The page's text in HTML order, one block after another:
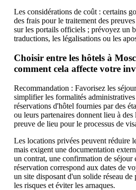
Les considérations de coût : certains
des frais pour le traitement des
sur les portails officiels ; prévoyez un
traductions, les légalisations ou les
Choisir entre les hôtels à
comment cela affecte votre
Recommandation : Favorisez les
simplifier les formalités administratives
réservations d'hôtel fournies par des
ou leurs partenaires donnent lieu à des
preuve de lieu pour le processus de
Les locations privées peuvent réduire
mais exigent une documentation
un contrat, une confirmation de séjour
réservation correspond aux dates de
un site disposant d'un solide réseau
les risques et éviter les arnaques.